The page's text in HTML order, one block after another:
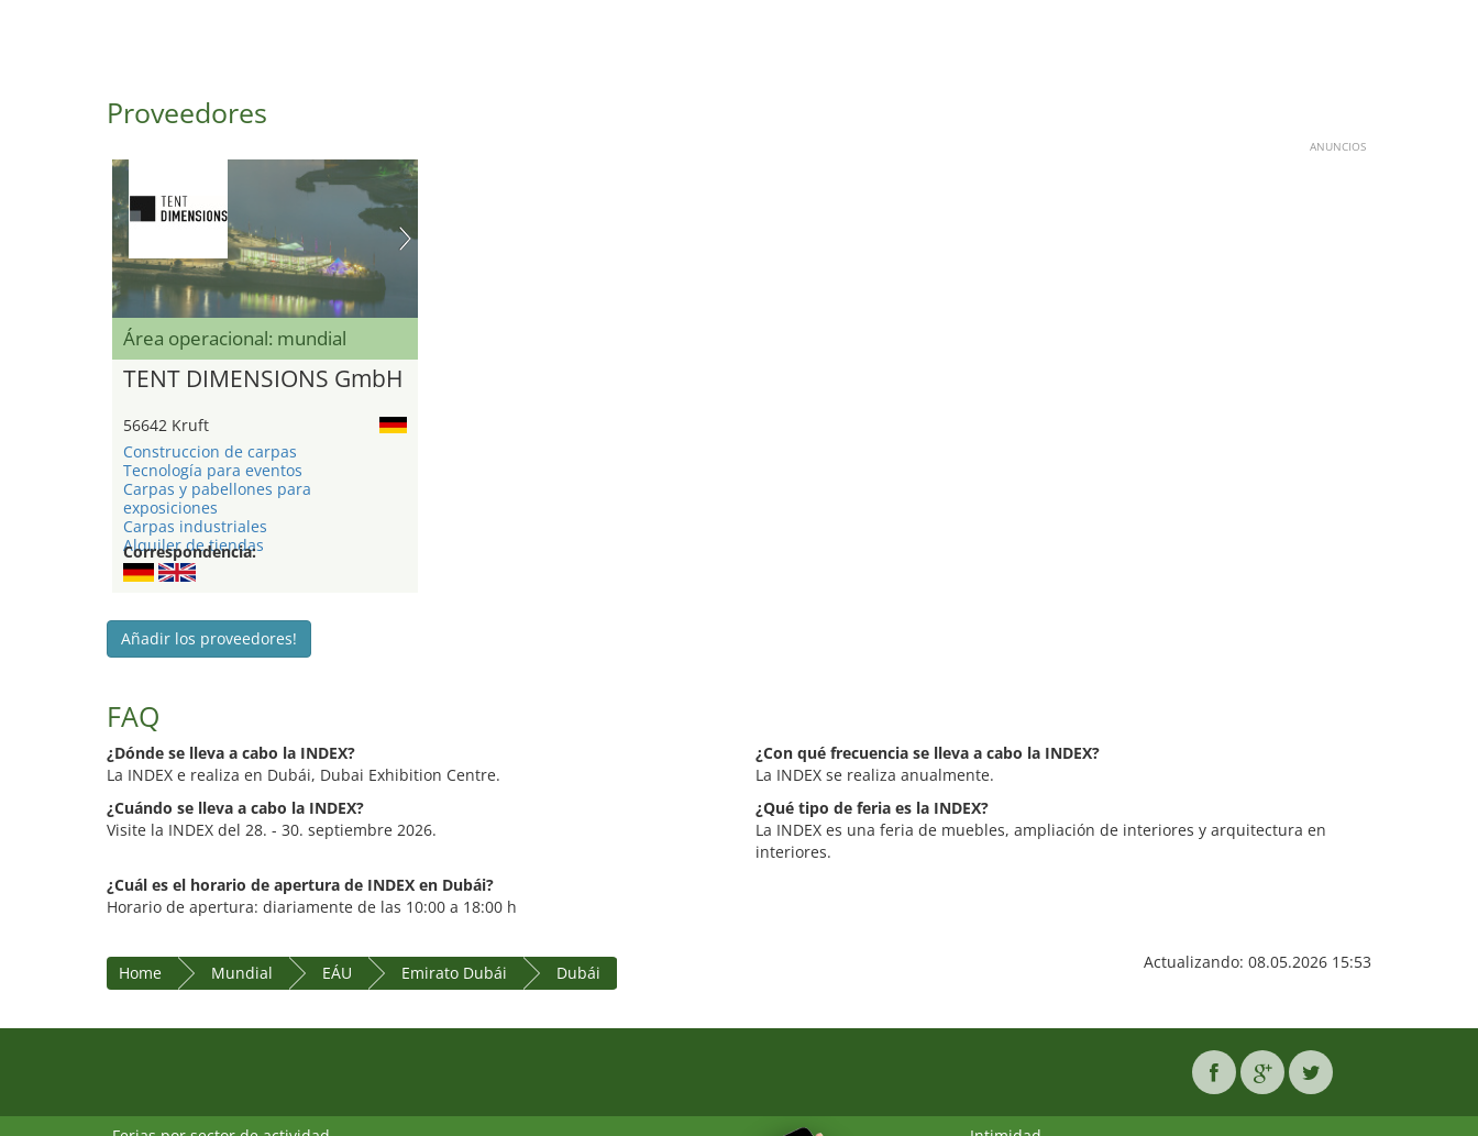
Proveedores
ANUNCIOS
Área operacional: mundial
TENT DIMENSIONS GmbH
56642 Kruft
Construccion de carpas
Tecnología para eventos
Carpas y pabellones para
exposiciones
Carpas industriales
Alquiler de tiendas
Correspondencia:
Añadir los proveedores!
FAQ
¿Dónde se lleva a cabo la INDEX?
La INDEX e realiza en Dubái, Dubai Exhibition Centre.
¿Cuándo se lleva a cabo la INDEX?
Visite la INDEX del 28. - 30. septiembre 2026.
¿Con qué frecuencia se lleva a cabo la INDEX?
La INDEX se realiza anualmente.
¿Qué tipo de feria es la INDEX?
La INDEX es una feria de muebles, ampliación de interiores y arquitectura en
interiores.
¿Cuál es el horario de apertura de INDEX en Dubái?
Horario de apertura: diariamente de las 10:00 a 18:00 h
Home Mundial EÁU Emirato Dubái Dubái
Actualizando: 08.05.2026 15:53